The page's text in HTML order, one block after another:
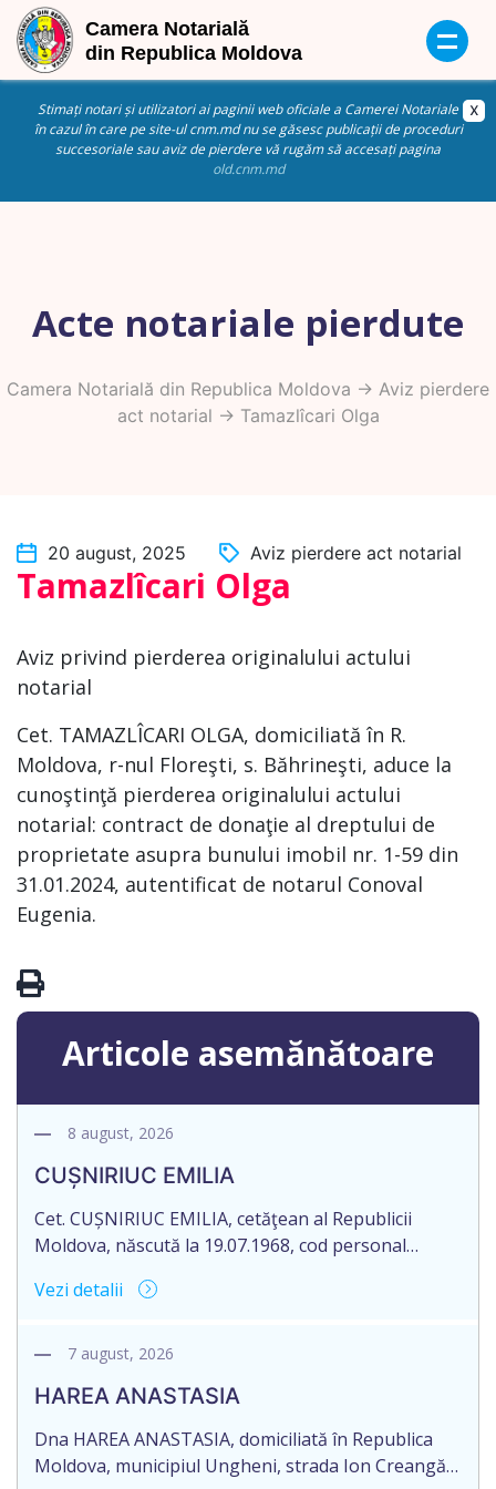
Stimați notari și utilizatori ai paginii web oficiale a Camerei Notariale
în cazul în care pe site-ul cnm.md nu se găsesc publicații de proceduri
succesoriale sau aviz de pierdere vă rugăm să accesați pagina
old.cnm.md
Acte notariale pierdute
Camera Notarială din Republica Moldova -> Aviz pierdere
act notarial -> Tamazlîcari Olga
20 august, 2025 Aviz pierdere act notarial
Tamazlîcari Olga
Aviz privind pierderea originalului actului
notarial
Cet. TAMAZLÎCARI OLGA, domiciliată în R.
Moldova, r-nul Floreşti, s. Băhrineşti, aduce la
cunoştinţă pierderea originalului actului
notarial: contract de donaţie al dreptului de
proprietate asupra bunului imobil nr. 1-59 din
31.01.2024, autentificat de notarul Conoval
Eugenia.
Articole asemănătoare
8 august, 2026
CUȘNIRIUC EMILIA
Cet. CUȘNIRIUC EMILIA, cetăţean al Republicii
Moldova, născută la 19.07.1968, cod personal
raionul Fălești, satul Comarovca, aduce la
Certificatului de moștenitor legal, înregistrat sub
Larisa Dogotari, cu sediul biroului în or. Fălești,
str.Ștefan cel Mare, 61.
Vezi detalii
7 august, 2026
HAREA ANASTASIA
Dna HAREA ANASTASIA, domiciliată în Republica
Moldova, municipiul Ungheni, strada Ion Creangă